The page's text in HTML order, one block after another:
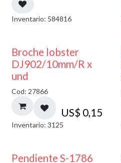
Inventario: 584816
Broche lobster
DJ902/10mm/R x
und
Cod: 27866
US$ 0,15
Inventario: 3125
Pendiente S-1786